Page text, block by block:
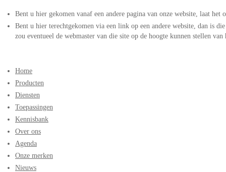
Bent u hier gekomen vanaf een andere pagina van onze website, laat het
Bent u hier terechtgekomen via een link op een andere website, dan is
zou eventueel de webmaster van die site op de hoogte kunnen stellen van
Home
Producten
Diensten
Toepassingen
Kennisbank
Over ons
Agenda
Onze merken
Nieuws